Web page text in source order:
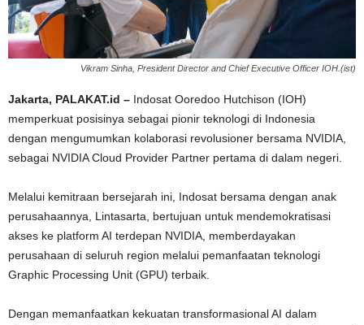
Vikram Sinha, President Director and Chief Executive Officer IOH.(ist)
Jakarta, PALAKAT.id – Indosat Ooredoo Hutchison (IOH)
memperkuat posisinya sebagai pionir teknologi di Indonesia
dengan mengumumkan kolaborasi revolusioner bersama NVIDIA,
sebagai NVIDIA Cloud Provider Partner pertama di dalam negeri.
Melalui kemitraan bersejarah ini, Indosat bersama dengan anak
perusahaannya, Lintasarta, bertujuan untuk mendemokratisasi
akses ke platform AI terdepan NVIDIA, memberdayakan
perusahaan di seluruh region melalui pemanfaatan teknologi
Graphic Processing Unit (GPU) terbaik.
Dengan memanfaatkan kekuatan transformasional AI dalam